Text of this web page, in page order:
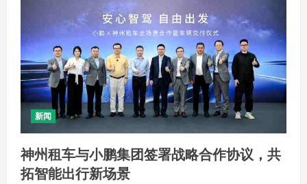
新闻
神州租车与小鹏集团签署战略合作协议，共
拓智能出行新场景